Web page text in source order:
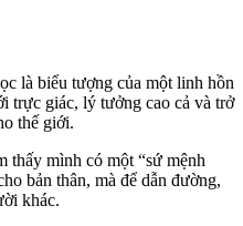
là biểu tượng của một linh hồn
trực giác, lý tưởng cao cả và trở
thế giới.
thấy mình có một “sứ mệnh
bản thân, mà để dẫn đường,
khác.